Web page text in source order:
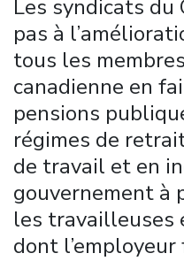
Les syndicats du
pas à
tous les
canadienne en
pensions
régimes de
de travail et en
gouvernement à
les
dont